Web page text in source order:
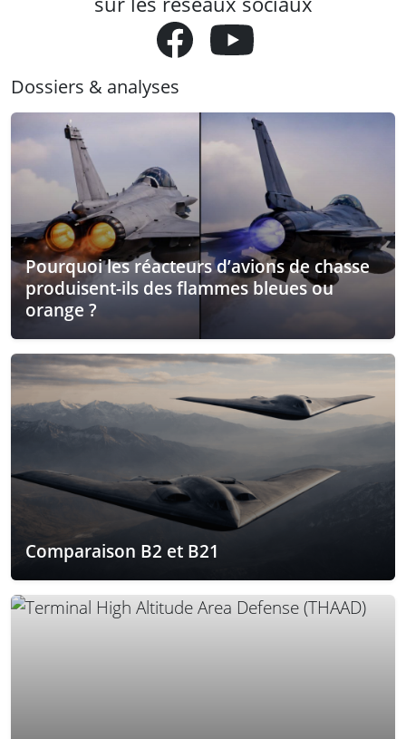
Dossiers & analyses
Pourquoi les réacteurs d’avions de chasse
produisent-ils des flammes bleues ou
orange ?
Comparaison B2 et B21